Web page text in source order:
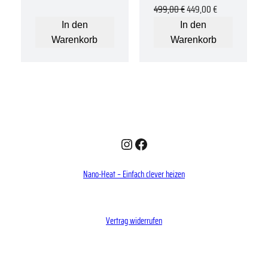
In den
Warenkorb
499,00€Ursprünglicher
Preis
war:
449,00€Aktueller
ist:
In den
Warenkorb
Instagram
Facebook
Nano-Heat – Einfach clever heizen
Vertrag widerrufen